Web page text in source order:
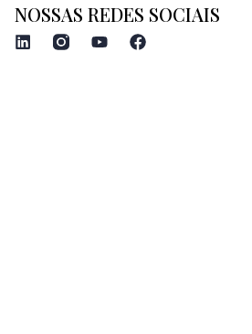
NOSSAS REDES SOCIAIS